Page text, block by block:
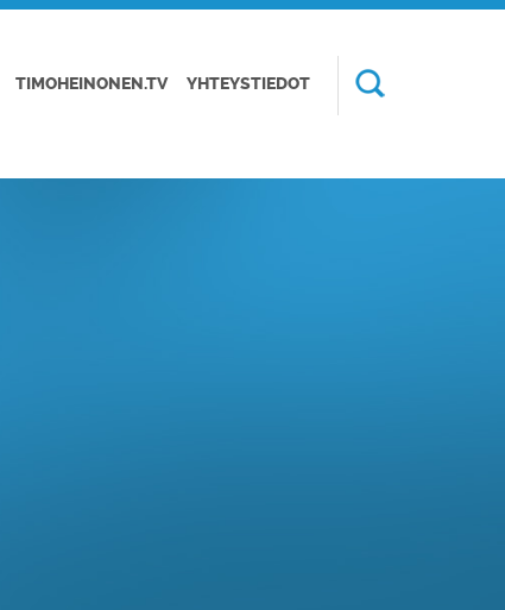
TIMOHEINONEN.TV YHTEYSTIEDOT